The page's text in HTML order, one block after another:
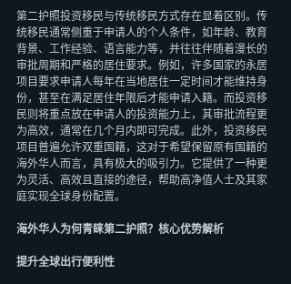
第二护照投资移民与传统移民方式存在显着区别。传
统移民通常侧重于申请人的个人条件，如年龄、教育
背景、工作经验、语言能力等，并往往伴随着漫长的
审批周期和严格的居住要求。例如，许多国家的永居
项目要求申请人每年在当地居住一定时间才能维持身
份，甚至在满足居住年限后才能申请入籍。而投资移
民则将重点放在申请人的投资能力上，其审批流程更
为高效，通常在几个月内即可完成。此外，投资移民
项目普遍允许双重国籍，这对于希望保留原有国籍的
海外华人而言，具有极大的吸引力。它提供了一种更
为灵活、高效且直接的途径，帮助高净值人士及其家
庭实现全球身份配置。
海外华人为何青睐第二护照？核心优势解析
提升全球出行便利性